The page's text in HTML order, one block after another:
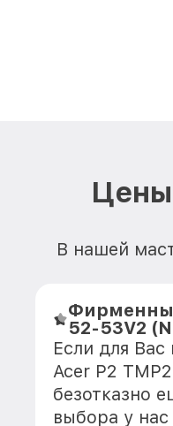
Цены
В нашей
52-53V2
Если для
Acer P2
безотказно
выбора у